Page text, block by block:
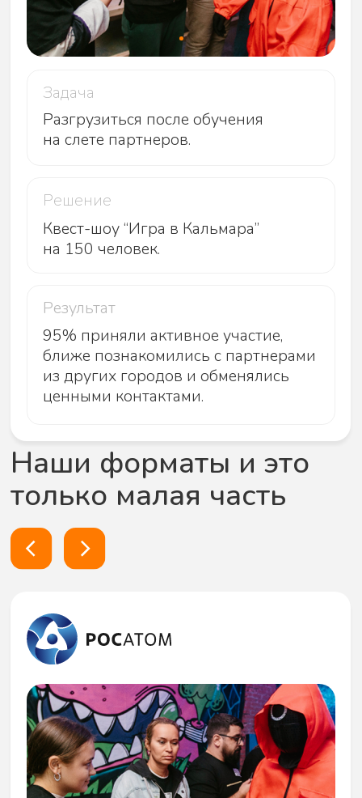
Задача
95% приняли активное участие,
ближе познакомились с партнерами
из других городов и обменялись
ценными контактами.
Результат
Квест-шоу “Игра в Кальмара”
Решение
Как мы работаем
звонок, email, мессенджер
уточняем задачи, бюджет,
количество человек
Проводим бесплатную консультацию